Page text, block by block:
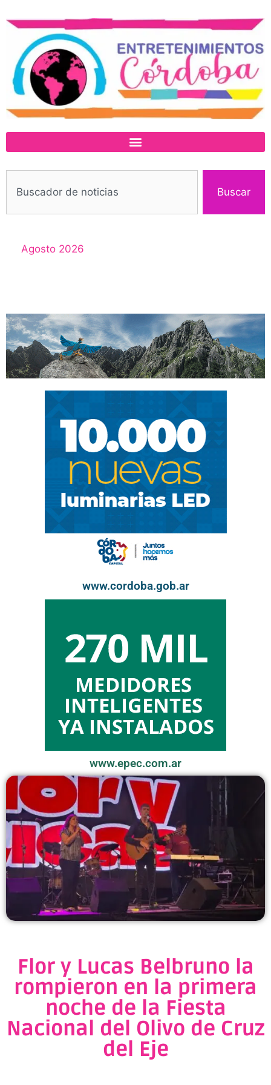
Buscar
Agosto 2026
www.cordoba.gob.ar
www.epec.com.ar
Flor y Lucas Belbruno la
rompieron en la primera
noche de la Fiesta
Nacional del Olivo de Cruz
del Eje